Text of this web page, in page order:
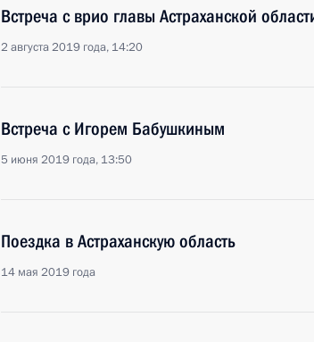
Встреча с врио главы Астраханской
2 августа 2019 года, 14:20
Встреча с Игорем Бабушкиным
5 июня 2019 года, 13:50
Поездка в Астраханскую область
14 мая 2019 года